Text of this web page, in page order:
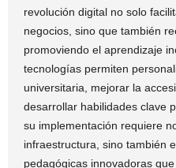
revolución digital no solo
negocios, sino que también
promoviendo el aprendizaje
tecnologías permiten
universitaria, mejorar la
desarrollar habilidades clave
su implementación requiere
infraestructura, sino también
pedagógicas innovadoras